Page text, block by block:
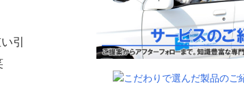
引